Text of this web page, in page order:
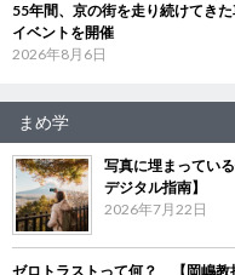
55年間、京の街を走り続けてき
イベントを開催
2026年8月6日
まめ学
写真に埋まってい
デジタル指南】
2026年7月22日
ゼロトラストって何？ 【岡嶋教